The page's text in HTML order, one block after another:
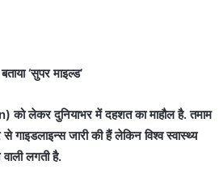
‘सुपर माइल्ड’
लेकर दुनियाभर में दहशत का माहौल है. तमाम
जारी की हैं लेकिन विश्व स्वास्थ्य
लगती है.